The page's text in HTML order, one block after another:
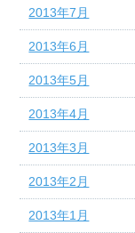
2013年7月
2013年6月
2013年5月
2013年4月
2013年3月
2013年2月
2013年1月